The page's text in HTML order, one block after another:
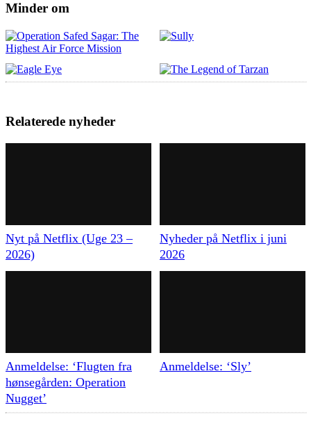
Minder om
Relaterede nyheder
Nyt på Netflix (Uge 23 –
2026)
Nyheder på Netflix i juni
2026
Anmeldelse: ‘Flugten fra
hønsegården: Operation
Nugget’
Anmeldelse: ‘Sly’